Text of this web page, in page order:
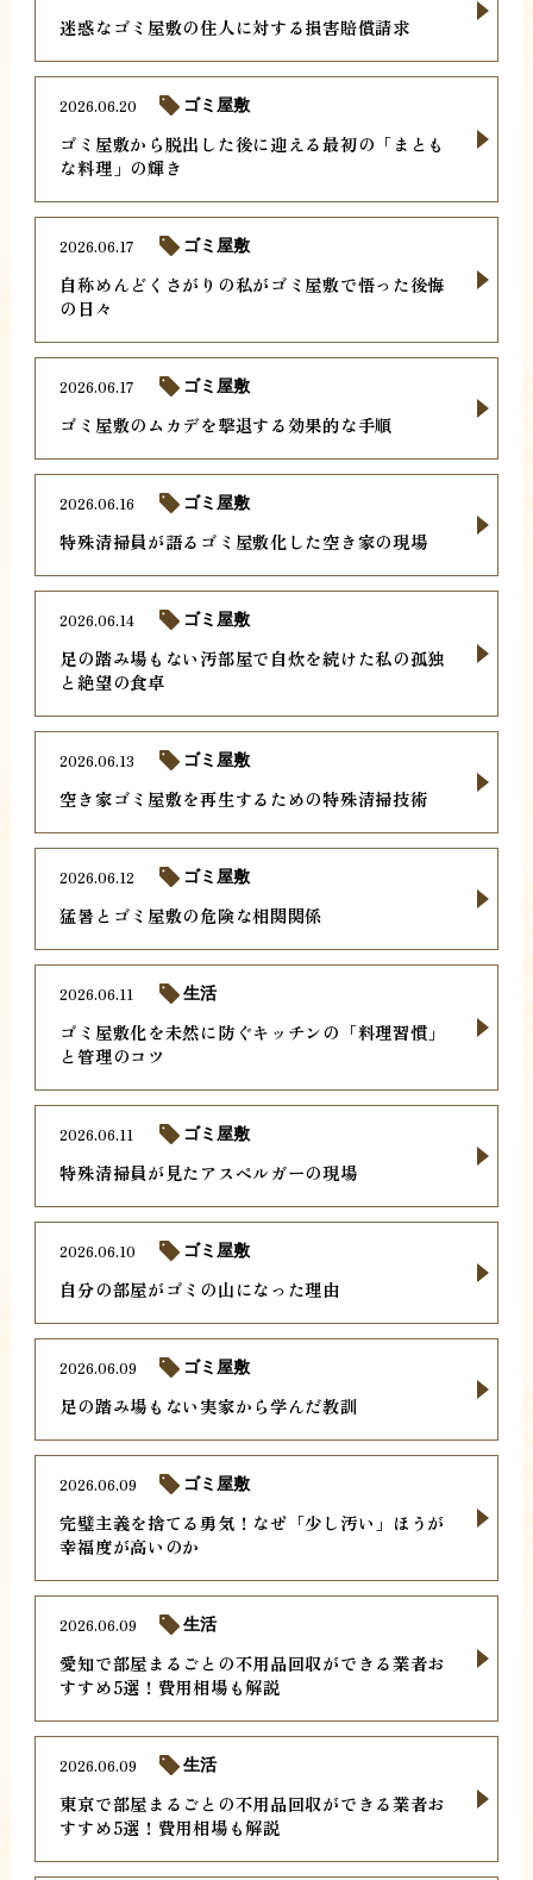
迷惑なゴミ屋敷の住人に対する損害賠償請求
ゴミ屋敷から脱出した後に迎える最初の「まとも
な料理」の輝き
2026.06.20 ゴミ屋敷
自称めんどくさがりの私がゴミ屋敷で悟った後悔
の日々
2026.06.17 ゴミ屋敷
ゴミ屋敷のムカデを撃退する効果的な手順
2026.06.17 ゴミ屋敷
特殊清掃員が語るゴミ屋敷化した空き家の現場
2026.06.16 ゴミ屋敷
足の踏み場もない汚部屋で自炊を続けた私の孤独
と絶望の食卓
2026.06.14 ゴミ屋敷
空き家ゴミ屋敷を再生するための特殊清掃技術
2026.06.13 ゴミ屋敷
猛暑とゴミ屋敷の危険な相関関係
2026.06.12 ゴミ屋敷
ゴミ屋敷化を未然に防ぐキッチンの「料理習慣」
と管理のコツ
2026.06.11 生活
特殊清掃員が見たアスペルガーの現場
2026.06.11 ゴミ屋敷
自分の部屋がゴミの山になった理由
2026.06.10 ゴミ屋敷
足の踏み場もない実家から学んだ教訓
2026.06.09 ゴミ屋敷
完璧主義を捨てる勇気！なぜ「少し汚い」ほうが
幸福度が高いのか
2026.06.09 ゴミ屋敷
愛知で部屋まるごとの不用品回収ができる業者お
すすめ5選！費用相場も解説
2026.06.09 生活
東京で部屋まるごとの不用品回収ができる業者お
すすめ5選！費用相場も解説
2026.06.09 生活